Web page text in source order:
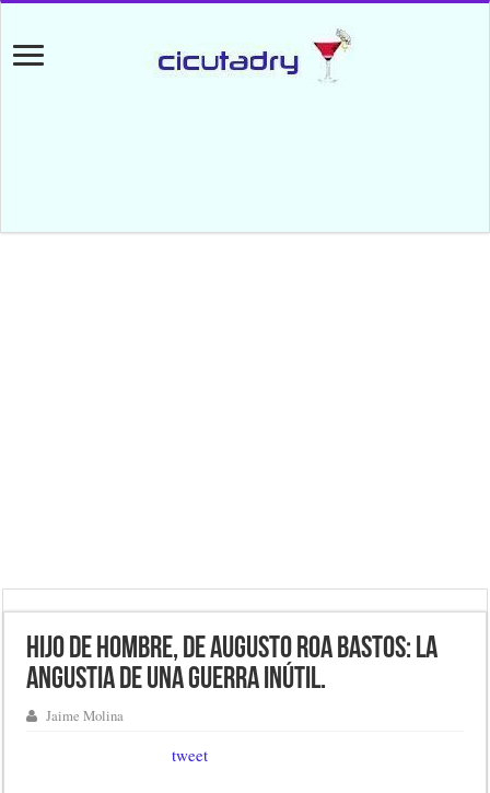
Hijo de hombre, de Augusto Roa Bastos: la
angustia de una guerra inútil.
Jaime Molina
tweet